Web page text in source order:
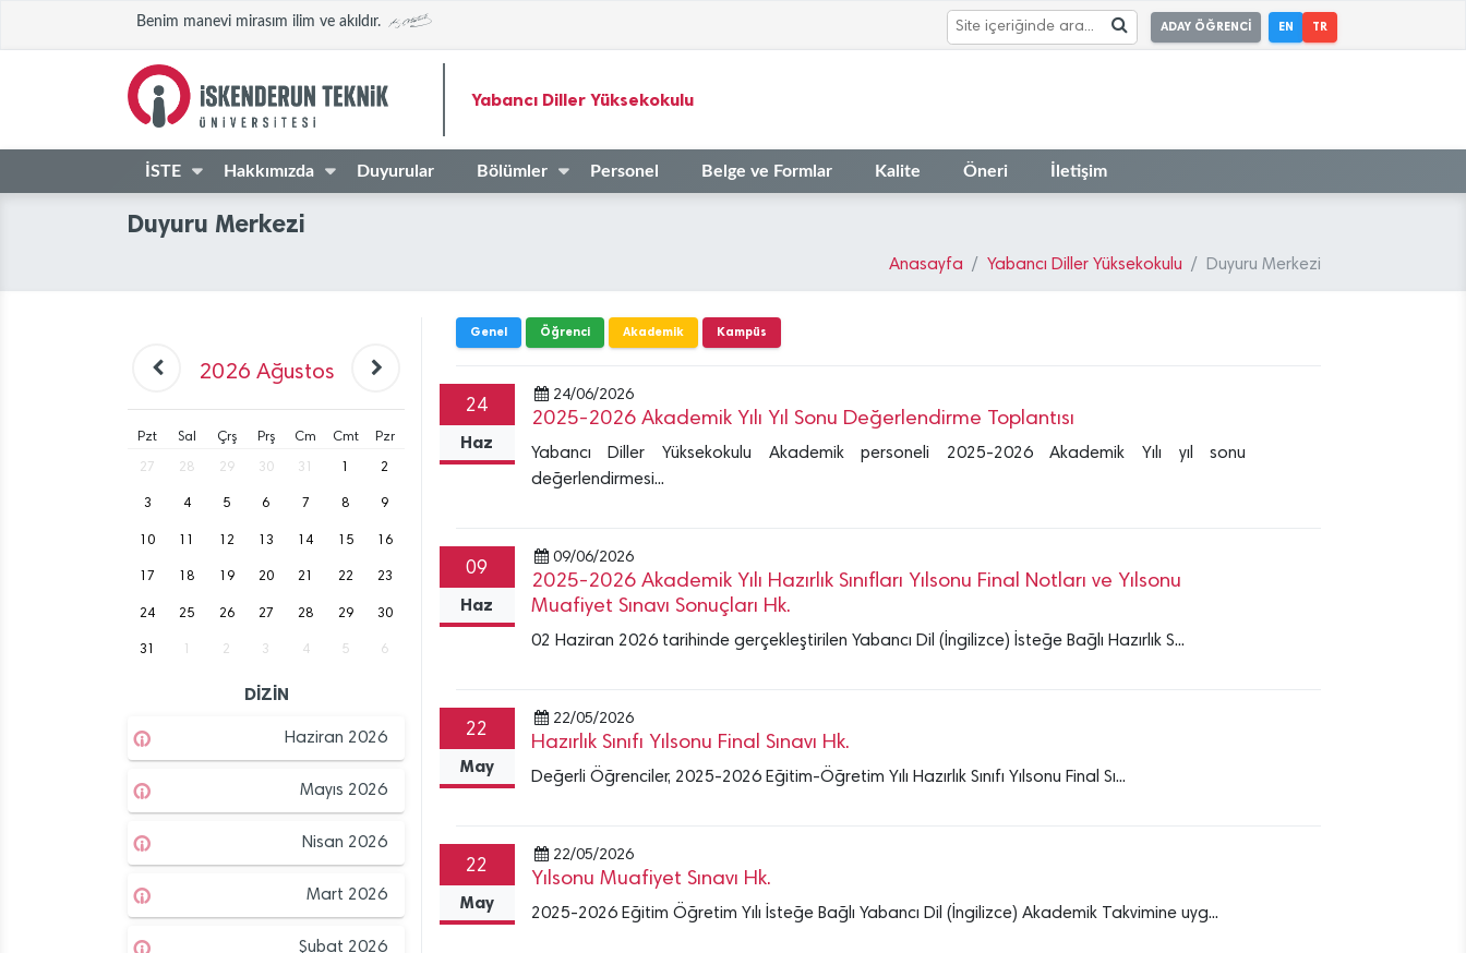
Benim manevi mirasım ilim ve akıldır. ADAY ÖĞRENCİ EN TR
Yabancı Diller Yüksekokulu
İSTE Hakkımızda Duyurular Bölümler Personel Belge ve Formlar Kalite Öneri İletişim
Duyuru Merkezi
Anasayfa Yabancı Diller Yüksekokulu Duyuru Merkezi
2026 Ağustos
Pzt Sal Çrş Prş Cm Cmt Pzr
27 28 29 30 31 2
3 4 5 6 7 8 9
10 12 13 14 15 16
17 18 19 20 21 22 23
24 25 26 27 28 29 30
31 2 3 4 5 6
DİZİN
Haziran 2026
Mayıs 2026
Nisan 2026
Mart 2026
Şubat 2026
Genel Öğrenci Akademik Kampüs
24
Haz
24/06/2026
2025-2026 Akademik Yılı Yıl Sonu Değerlendirme Toplantısı
Yabancı Diller Yüksekokulu Akademik personeli 2025-2026 Akademik Yılı yıl sonu
değerlendirmesi...
09
Haz
09/06/2026
2025-2026 Akademik Yılı Hazırlık Sınıfları Yılsonu Final Notları ve Yılsonu
Muafiyet Sınavı Sonuçları Hk.
02 Haziran 2026 tarihinde gerçekleştirilen Yabancı Dil (İngilizce) İsteğe Bağlı Hazırlık S...
22
May
22/05/2026
Hazırlık Sınıfı Yılsonu Final Sınavı Hk.
Değerli Öğrenciler, 2025-2026 Eğitim-Öğretim Yılı Hazırlık Sınıfı Yılsonu Final Sı...
22
May
22/05/2026
Yılsonu Muafiyet Sınavı Hk.
2025-2026 Eğitim Öğretim Yılı İsteğe Bağlı Yabancı Dil (İngilizce) Akademik Takvimine uyg...